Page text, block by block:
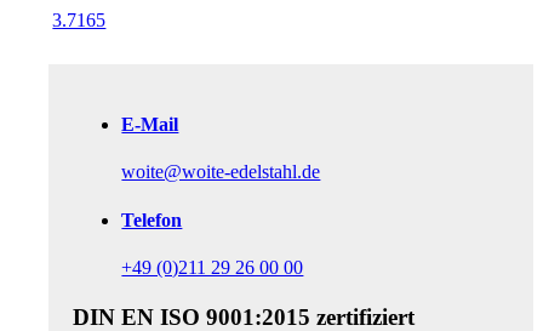
3.7165
E-Mail
woite@woite-edelstahl.de
Telefon
+49 (0)211 29 26 00 00
DIN EN ISO 9001:2015zertifiziert